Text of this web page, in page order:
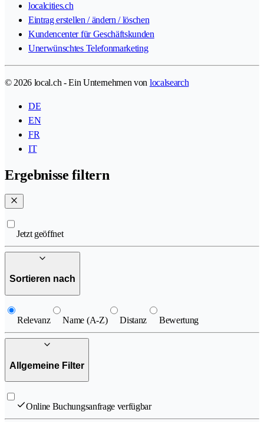
localcities.ch
Eintrag erstellen / ändern / löschen
Kundencenter für Geschäftskunden
Unerwünschtes Telefonmarketing
© 2026 local.ch - Ein Unternehmen von localsearch
DE
EN
FR
IT
Ergebnisse filtern
Jetzt geöffnet
Sortieren nach
Relevanz Name (A-Z) Distanz Bewertung
Allgemeine Filter
Online Buchungsanfrage verfügbar